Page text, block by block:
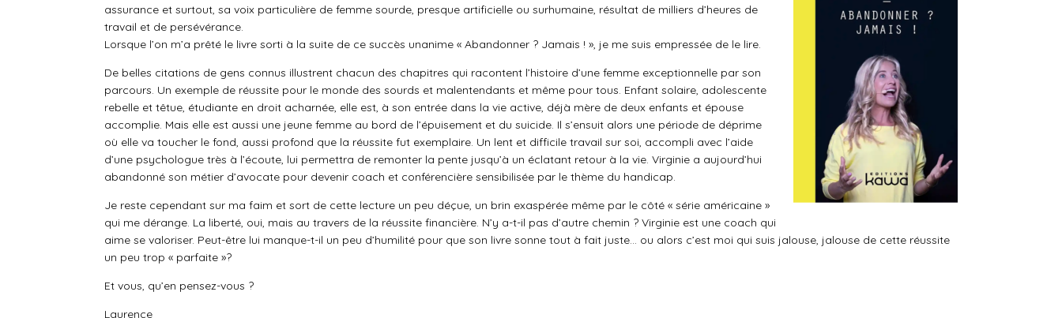
assurance et surtout, sa voix particulière de femme sourde, presque artificielle ou surhumaine, résultat de milliers d’heures de
travail et de persévérance.
Lorsque l’on m’a prêté le livre sorti à la suite de ce succès unanime « Abandonner ? Jamais ! », je me suis empressée de le lire.
De belles citations de gens connus illustrent chacun des chapitres qui racontent l’histoire d’une femme exceptionnelle par son
parcours. Un exemple de réussite pour le monde des sourds et malentendants et même pour tous. Enfant solaire, adolescente
rebelle et têtue, étudiante en droit acharnée, elle est, à son entrée dans la vie active, déjà mère de deux enfants et épouse
accomplie. Mais elle est aussi une jeune femme au bord de l’épuisement et du suicide. Il s’ensuit alors une période de déprime
où elle va toucher le fond, aussi profond que la réussite fut exemplaire. Un lent et difficile travail sur soi, accompli avec l’aide
d’une psychologue très à l’écoute, lui permettra de remonter la pente jusqu’à un éclatant retour à la vie. Virginie a aujourd’hui
abandonné son métier d’avocate pour devenir coach et conférencière sensibilisée par le thème du handicap.
Je reste cependant sur ma faim et sort de cette lecture un peu déçue, un brin exaspérée même par le côté « série américaine »
qui me dérange. La liberté, oui, mais au travers de la réussite financière. N’y a-t-il pas d’autre chemin ? Virginie est une coach qui
aime se valoriser. Peut-être lui manque-t-il un peu d’humilité pour que son livre sonne tout à fait juste… ou alors c’est moi qui suis jalouse, jalouse de cette réussite
un peu trop « parfaite »?
Et vous, qu’en pensez-vous ?
Laurence